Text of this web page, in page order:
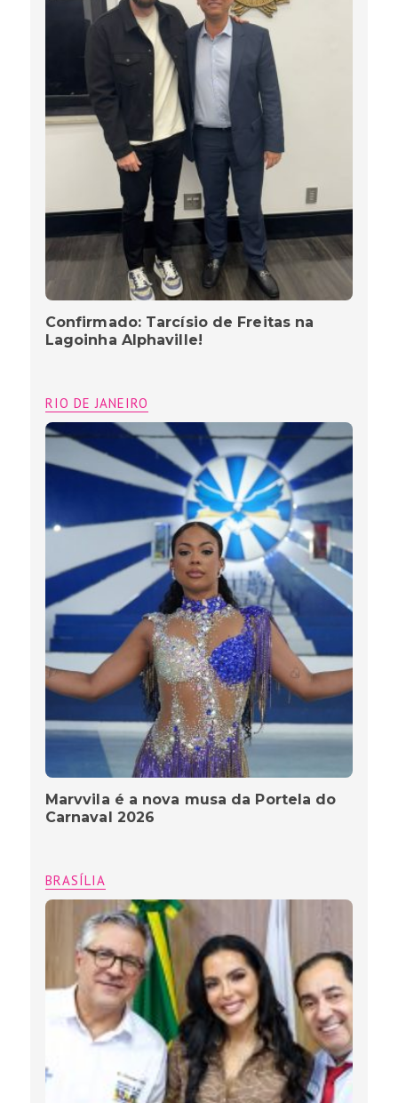
Confirmado: Tarcísio de Freitas na
Lagoinha Alphaville!
RIO DE JANEIRO
Marvvila é a nova musa da Portela do
Carnaval 2026
BRASÍLIA